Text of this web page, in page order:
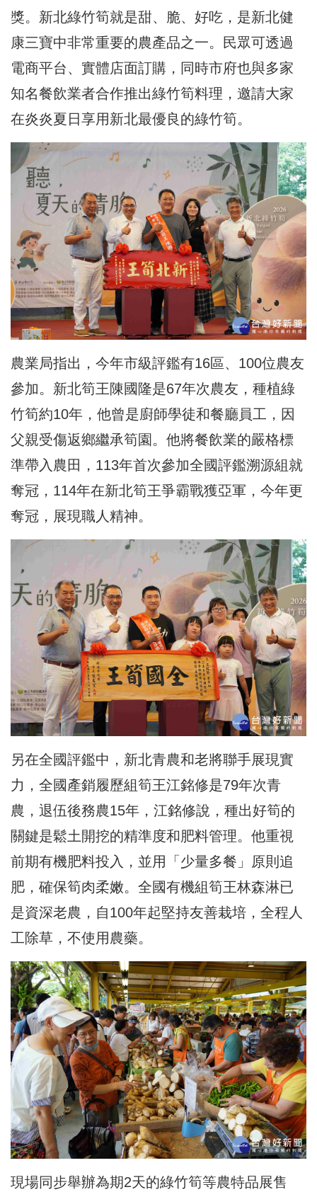
獎。 新北綠竹筍就是甜、脆、好吃， 是新北健
康三寶中非常重要的農產品之一。民眾可透過
電商平台、 實體店面訂購， 同時市府也與多家
知名餐飲業者合作推出綠竹筍料理， 邀請大家
在炎炎夏日享用新北最優良的綠竹筍。
農業局指出，今年市級評鑑有16區、100位農友
參加。 新北筍王陳國隆是67年次農友，種植綠
竹筍約10年， 他曾是廚師學徒和餐廳員工，因
父親受傷返鄉繼承筍園。 他將餐飲業的嚴格標
準帶入農田，113年首次參加全國評鑑溯源組就
奪冠，114年在新北筍王爭霸戰獲亞軍，今年更
奪冠， 展現職人精神。
另在全國評鑑中，新北青農和老將聯手展現實
力， 全國產銷履歷組筍王江銘修是79年次青
農，退伍後務農15年， 江銘修說，種出好筍的
關鍵是鬆土開挖的精準度和肥料管理。 他重視
前期有機肥料投入，並用「少量多餐」原則追
肥， 確保筍肉柔嫩。全國有機組筍王林森淋已
是資深老農，自100年起堅持友善栽培，全程人
工除草，不使用農藥。
現場同步舉辦為期2天的綠竹筍等農特品展售